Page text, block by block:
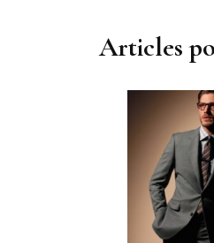
Articles